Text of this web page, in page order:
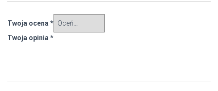
Twoja ocena *
Twoja opinia *